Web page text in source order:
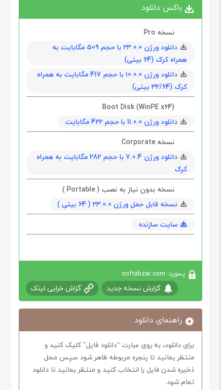
باکس دانلود
نسخه Pro
دانلود ورژن 23.0.0 با حجم 509 مگابايت به
همراه کرک (64 بیتی)
دانلود ورژن 10.0.0 با حجم 417 مگابايت به همراه
کرک (32/64 بیتی)
Boot Disk (WinPE x64)
دانلود ورژن 11.0.0 با حجم 422 مگابايت
نسخه Corporate
دانلود ورژن 7.0.4 با حجم 282 مگابايت به همراه
کرک
نسخه بدون نیاز به نصب ( Portable )
نسخه قابل حمل ورژن 23.0.0 ( 64 بیتی )
سایت سازنده
پسورد: softabzar.com
گزارش نسخه جدید گزاش خرابی لینک
راهنمای دانلود
برای دانلود، به روی عبارت “دانلود فایل” کلیک کنید و
منتظر بمانید تا پنجره مربوطه ظاهر شود سپس محل
ذخیره شدن فایل را انتخاب کنید و منتظر بمانید تا دانلود
تمام شود.